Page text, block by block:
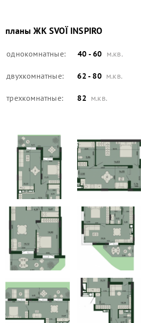
планыЖК SVOÏ INSPIRO
однокомнатные: 40 - 60 м.кв.
двухкомнатные: 62 - 80 м.кв.
трехкомнатные: 82 м.кв.